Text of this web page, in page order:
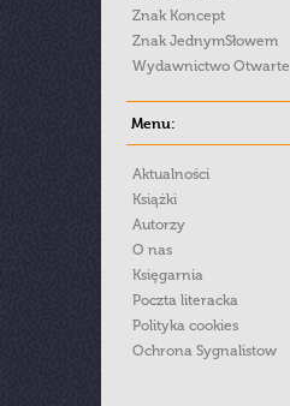
Znak Koncept
Znak JednymSłowem
Wydawnictwo Otwarte
Menu:
Aktualności
Książki
Autorzy
O nas
Księgarnia
Poczta literacka
Polityka cookies
Ochrona Sygnalistow